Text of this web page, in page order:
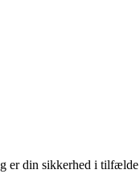
er din sikkerhed i